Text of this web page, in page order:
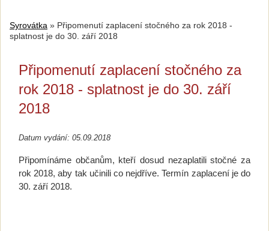
Syrovátka » Připomenutí zaplacení stočného za rok 2018 -
splatnost je do 30. září 2018
Připomenutí zaplacení stočného za
rok 2018 - splatnost je do 30. září
2018
Datum vydání: 05.09.2018
Připomínáme občanům, kteří dosud nezaplatili stočné za
rok 2018, aby tak učinili co nejdříve. Termín zaplacení je do
30. září 2018.